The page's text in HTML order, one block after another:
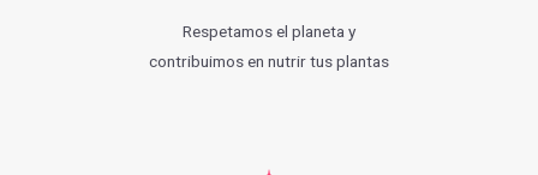
Respetamos el planeta y
contribuimos en nutrir tus plantas